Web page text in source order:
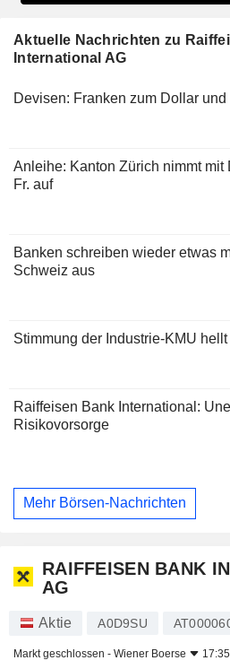
Aktuelle Nachrichten zu
International AG
Devisen: Franken zum Dollar
Anleihe: Kanton Zürich nimmt mit
Fr. auf
Banken schreiben wieder etwas
Schweiz aus
Stimmung der Industrie-KMU
Raiffeisen Bank International:
Risikovorsorge
Mehr Börsen-Nachrichten
RAIFFEISEN BANK
AG
Aktie A0D9SU
Markt geschlossen - Wiener Boerse